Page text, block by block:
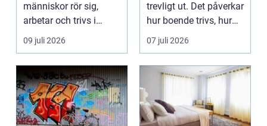
människor rör sig,
arbetar och trivs i
städer och samhällen.
Bra belysnin...
09 juli 2026
trevligt ut. Det påverkar
hur boende trivs, hur
besöka...
07 juli 2026